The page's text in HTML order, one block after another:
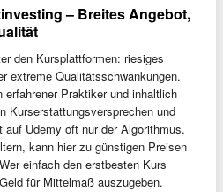
– Breites Angebot,
den Kursplattformen: riesiges
extreme Qualitätsschwankungen.
Praktiker und inhaltlich
Kurserstattungsversprechen und
auf Udemy oft nur der Algorithmus.
kann hier zu günstigen Preisen
einfach den erstbesten Kurs
für Mittelmaß auszugeben.